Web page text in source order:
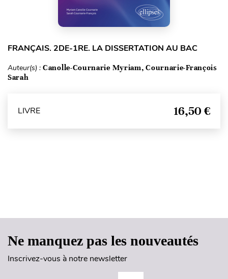
FRANÇAIS. 2DE-1RE. LA DISSERTATION AU BAC
Auteur(s) : Canolle-Cournarie Myriam, Cournarie-François
Sarah
LIVRE 16,50 €
Ne manquez pas les nouveautés
Inscrivez-vous à notre newsletter